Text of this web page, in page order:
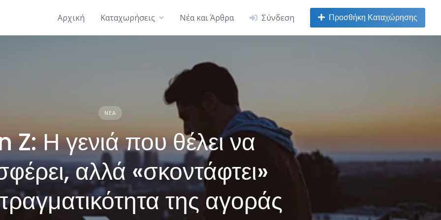
Αρχική Καταχωρήσεις Νέα και Άρθρα Σύνδεση Προσθήκη Καταχώρησης
ΝΈΑ
Z: Η γενιά που θέλει να
αλλά «σκοντάφτει»
της αγοράς